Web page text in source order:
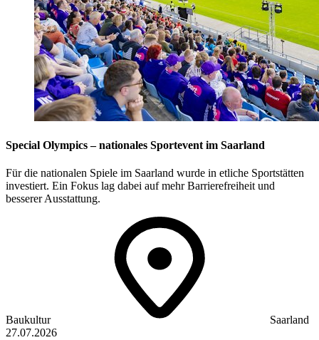
Special Olympics – nationales Sportevent im Saarland
Für die nationalen Spiele im Saarland wurde in etliche Sportstätten
investiert. Ein Fokus lag dabei auf mehr Barrierefreiheit und
besserer Ausstattung.
Baukultur
Saarland
27.07.2026